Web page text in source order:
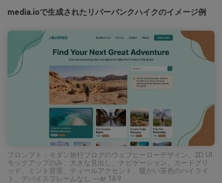
media.ioで生成されたリバーバンクハイクのイメージ例
プロンプト：モダン旅行ブログのウェブヒーローデザイン、2D UI
モックアップのみ、大きな見出し、ナビゲーション、カードグリ
ッド、ミント背景、ティールアクセント、暖かい茶色のハイライ
ト、デバイスフレームなし --ar 16:9